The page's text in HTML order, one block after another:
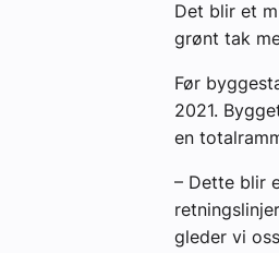
Det blir et
grønt tak
Før
2021.
en
– Dette blir
gleder vi